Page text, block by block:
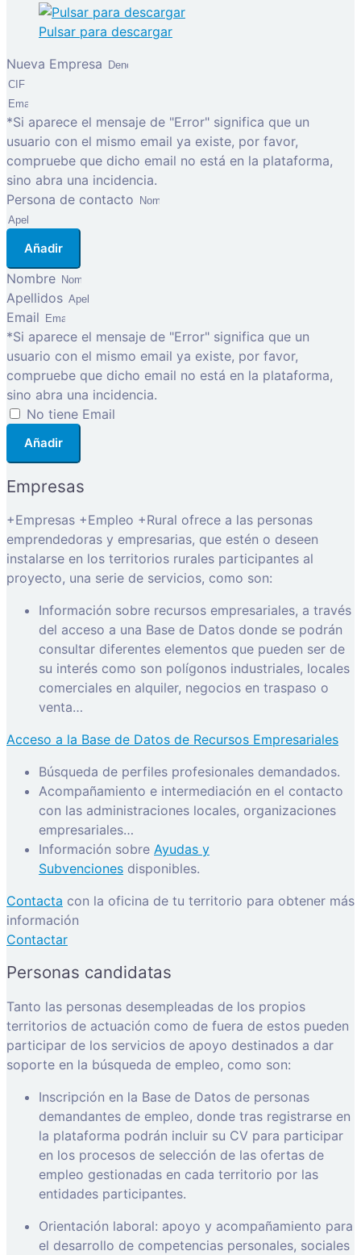
Pulsar para descargar
Nueva Empresa
*Si aparece el mensaje de "Error" significa que un
usuario con el mismo email ya existe, por favor,
compruebe que dicho email no está en la plataforma,
sino abra una incidencia.
Persona de contacto
Añadir
Nombre
Apellidos
Email
*Si aparece el mensaje de "Error" significa que un
usuario con el mismo email ya existe, por favor,
compruebe que dicho email no está en la plataforma,
sino abra una incidencia.
No tiene Email
Añadir
Empresas
+Empresas +Empleo +Rural ofrece a las personas
emprendedoras y empresarias, que estén o deseen
instalarse en los territorios rurales participantes al
proyecto, una serie de servicios, como son:
Información sobre recursos empresariales, a través
del acceso a una Base de Datos donde se podrán
consultar diferentes elementos que pueden ser de
su interés como son polígonos industriales, locales
comerciales en alquiler, negocios en traspaso o
venta…
Acceso a la Base de Datos de Recursos Empresariales
Búsqueda de perfiles profesionales demandados.
Acompañamiento e intermediación en el contacto
con las administraciones locales, organizaciones
empresariales…
Información sobre Ayudas y
Subvenciones disponibles.
Contacta con la oficina de tu territorio para obtener más
información
Contactar
Personas candidatas
Tanto las personas desempleadas de los propios
territorios de actuación como de fuera de estos pueden
participar de los servicios de apoyo destinados a dar
soporte en la búsqueda de empleo, como son:
Inscripción en la Base de Datos de personas
demandantes de empleo, donde tras registrarse en
la plataforma podrán incluir su CV para participar
en los procesos de selección de las ofertas de
empleo gestionadas en cada territorio por las
entidades participantes.
Orientación laboral: apoyo y acompañamiento para
el desarrollo de competencias personales, sociales